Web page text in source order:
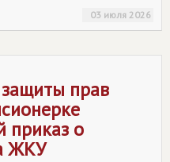
03 июля 2026
прав
приказ о
ЖКУ